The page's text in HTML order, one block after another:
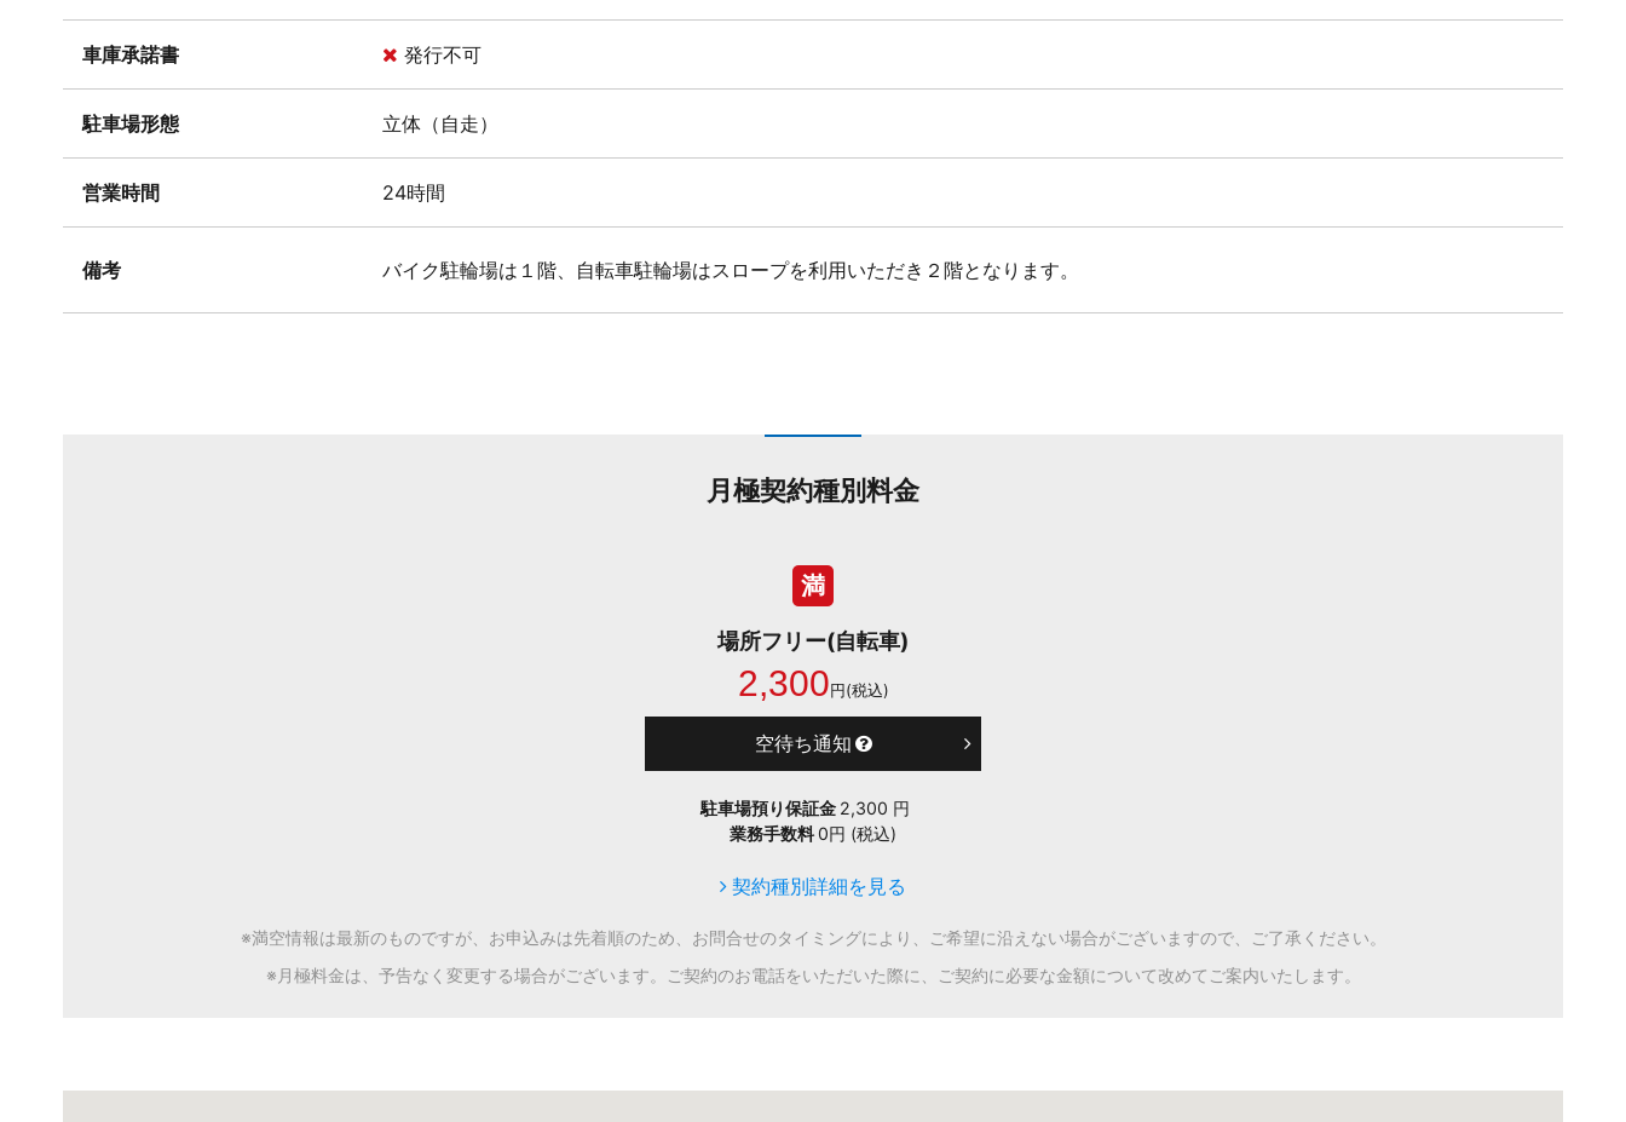
車庫承諾書 発行不可
駐車場形態 立体（自走）
営業時間 24時間
備考 バイク駐輪場は１階、自転車駐輪場はスロープを利用いただき２階となります。
月極契約種別料金
満
場所フリー(自転車)
2,300円(税込)
空待ち通知
駐車場預り保証金 2,300 円
業務手数料0円 (税込)
契約種別詳細を見る
※満空情報は最新のものですが、お申込みは先着順のため、お問合せのタイミングにより、ご希望に沿えない場合がございますので、ご了承ください。
※月極料金は、予告なく変更する場合がございます。ご契約のお電話をいただいた際に、ご契約に必要な金額について改めてご案内いたします。